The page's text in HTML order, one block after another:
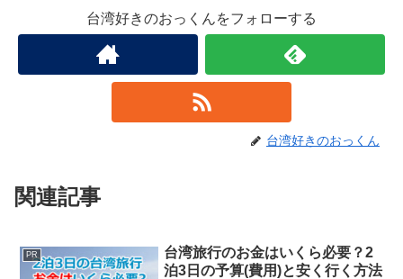
台湾好きのおっくんをフォローする
台湾好きのおっくん
関連記事
PR
台湾旅行のお金はいくら必要？2
泊3日の予算(費用)と安く行く方法